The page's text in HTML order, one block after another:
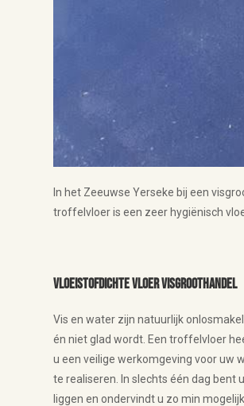
In het Zeeuwse Yerseke bij een
troffelvloer is een zeer hygiënisch
Vloeistofdichte vloer visgroothandel
Vis en water zijn natuurlijk
én niet glad wordt. Een troffelvloer
u een veilige werkomgeving voor uw
te realiseren. In slechts één dag bent
liggen en ondervindt u zo min